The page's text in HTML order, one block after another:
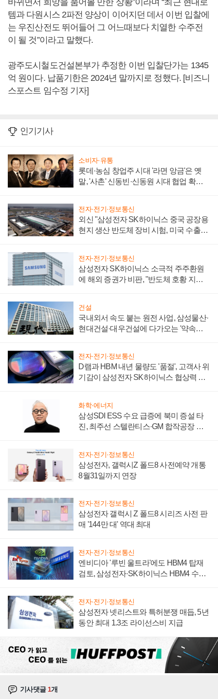
바뀌면서 희망을 품어볼 만한 상황”이라며 “최근 현대로
템과 다원시스 2파전 양상이 이어지던 데서 이번 입찰에
는 우진산전도 뛰어들어 그 어느때보다 치열한 수주전
이 될 것”이라고 말했다.
광주도시철도건설본부가 추정한 이번 입찰단가는 1345
억 원이다. 납품기한은 2024년 말까지로 정했다. [비즈니
스포스트 임수정 기자]
인기기사
소비자·유통
롯데·농심 창업주 시대 '라면 앙금'은 옛
말, '사촌' 신동빈·신동원 시대 협업 확대
전자·전기·정보통신
외신 "삼성전자 SK하이닉스 중국 공장용
현지 생산 반도체 장비 시험, 미국 수출통
전자·전기·정보통신
삼성전자 SK하이닉스 소극적 주주환원
에 해외 증권가 비판, "반도체 호황 지속
건설
국내외서 속도 붙는 원전 사업, 삼성물산·
현대건설·대우건설에 다가오는 '약속의
전자·전기·정보통신
D램과 HBM 내년 물량도 '품절', 고객사 위
기감이 삼성전자 SK하이닉스 협상력 더
화학·에너지
삼성SDI ESS 수요 급증에 북미 증설 타
진, 최주선 스텔란티스·GM 합작공장 건
전자·전기·정보통신
삼성전자, 갤럭시Z 폴드8 사전예약 개통
8월31일까지 연장
전자·전기·정보통신
삼성전자 갤럭시 Z 폴드8 시리즈 사전 판
매 '144만 대' 역대 최대
전자·전기·정보통신
엔비디아 '루빈 울트라'에도 HBM4 탑재
검토, 삼성전자·SK하이닉스 HBM4 수율
전자·전기·정보통신
삼성전자 넷리스트와 특허분쟁 매듭, 5년
동안 최대 1.3조 라이선스비 지급
기사댓글1개